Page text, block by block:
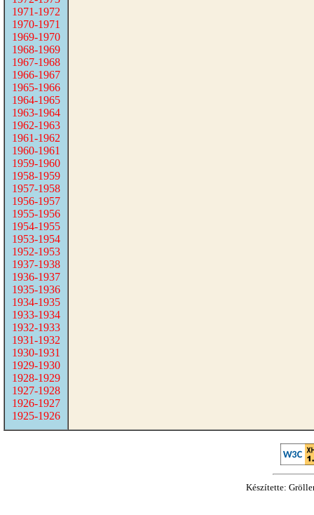
1971-1972
1970-1971
1969-1970
1968-1969
1967-1968
1966-1967
1965-1966
1964-1965
1963-1964
1962-1963
1961-1962
1960-1961
1959-1960
1958-1959
1957-1958
1956-1957
1955-1956
1954-1955
1953-1954
1952-1953
1937-1938
1936-1937
1935-1936
1934-1935
1933-1934
1932-1933
1931-1932
1930-1931
1929-1930
1928-1929
1927-1928
1926-1927
1925-1926
Készítette: